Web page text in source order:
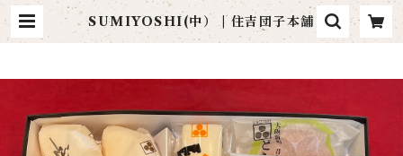
SUMIYOSHI(中） | 住吉団子本舗